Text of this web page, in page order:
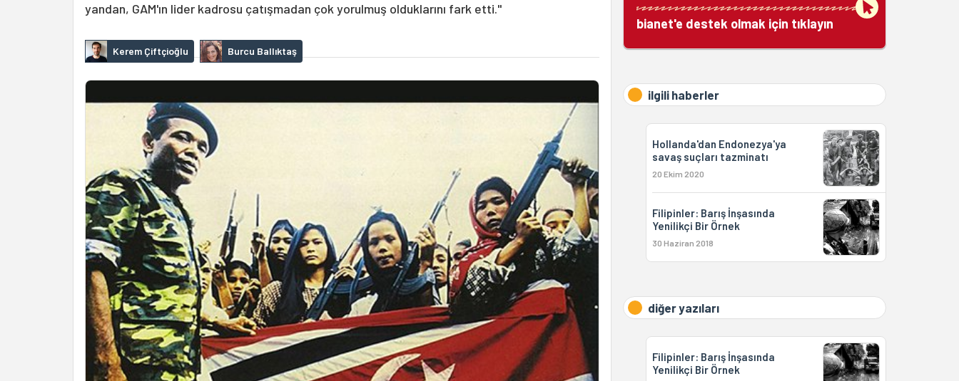
yandan, GAM'ın lider kadrosu çatışmadan çok yorulmuş olduklarını fark etti."
Kerem Çiftçioğlu Burcu Ballıktaş
bianet'e destek olmak için tıklayın
ilgili haberler
Hollanda'dan Endonezya'ya
savaş suçları tazminatı
20 Ekim 2020
Filipinler: Barış İnşasında
Yenilikçi Bir Örnek
30 Haziran 2018
diğer yazıları
Filipinler: Barış İnşasında
Yenilikçi Bir Örnek